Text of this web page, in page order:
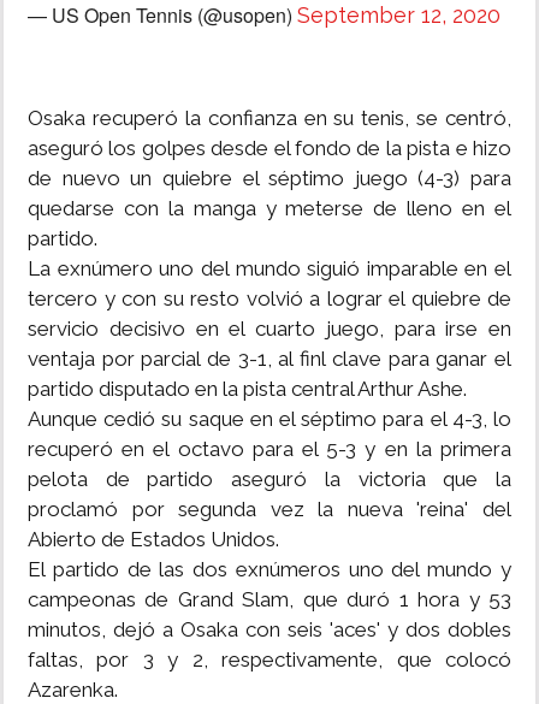
— US Open Tennis (@usopen) September 12, 2020
Osaka recuperó la confianza en su tenis, se centró,
aseguró los golpes desde el fondo de la pista e hizo
de nuevo un quiebre el séptimo juego (4-3) para
quedarse con la manga y meterse de lleno en el
partido.
La exnúmero uno del mundo siguió imparable en el
tercero y con su resto volvió a lograr el quiebre de
servicio decisivo en el cuarto juego, para irse en
ventaja por parcial de 3-1, al finl clave para ganar el
partido disputado en la pista central Arthur Ashe.
Aunque cedió su saque en el séptimo para el 4-3, lo
recuperó en el octavo para el 5-3 y en la primera
pelota de partido aseguró la victoria que la
proclamó por segunda vez la nueva 'reina' del
Abierto de Estados Unidos.
El partido de las dos exnúmeros uno del mundo y
campeonas de Grand Slam, que duró 1 hora y 53
minutos, dejó a Osaka con seis 'aces' y dos dobles
faltas, por 3 y 2, respectivamente, que colocó
Azarenka.